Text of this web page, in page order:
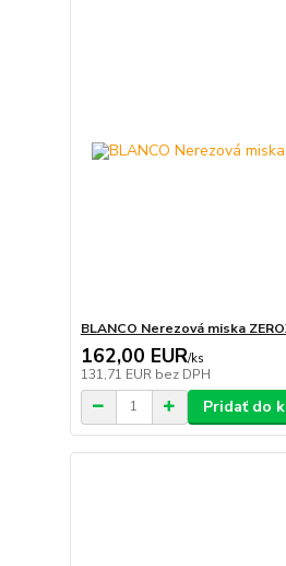
BLANCO Nerezová miska
162,00 EUR/ks
131,71 EUR bez DPH
Pridať do